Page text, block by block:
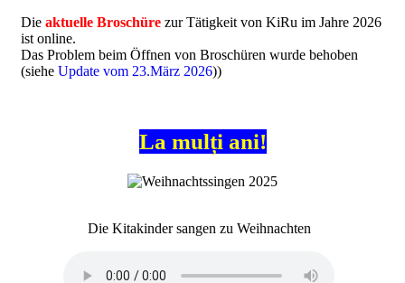
Die aktuelle Broschüre zur Tätigkeit von KiRu im Jahre 2026
ist online.
Das Problem beim Öffnen von Broschüren wurde behoben
(siehe Update vom 23.März 2026))
La mulți ani!
Die Kitakinder sangen zu Weihnachten